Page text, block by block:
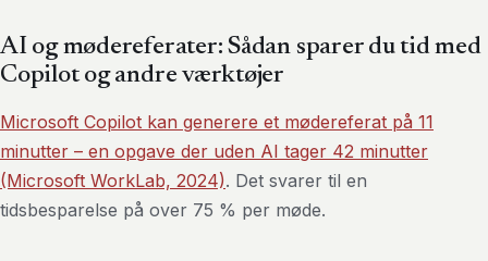
AI og mødereferater: Sådan sparer du tid med
Copilot og andre værktøjer
Microsoft Copilot kan generere et mødereferat på 11
minutter – en opgave der uden AI tager 42 minutter
(Microsoft WorkLab, 2024). Det svarer til en
tidsbesparelse på over 75 % per møde.